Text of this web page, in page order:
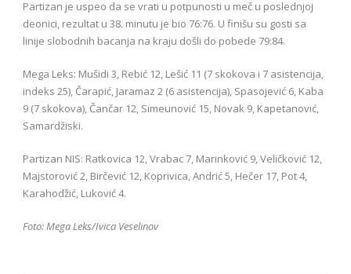
Partizan je uspeo da se vrati u potpunosti u meč u poslednjoj
deonici, rezultat u 38. minutu je bio 76:76. U finišu su gosti sa
linije slobodnih bacanja na kraju došli do pobede 79:84.
Mega Leks: Mušidi 3, Rebić 12, Lešić 11 (7 skokova i 7 asistencija,
indeks 25), Čarapić, Jaramaz 2 (6 asistencija), Spasojević 6, Kaba
9 (7 skokova), Čančar 12, Simeunović 15, Novak 9, Kapetanović,
Samardžiski.
Partizan NIS: Ratkovica 12, Vrabac 7, Marinković 9, Veličković 12,
Majstorović 2, Birčević 12, Koprivica, Andrić 5, Hečer 17, Pot 4,
Karahodžić, Luković 4.
Foto: Mega Leks/Ivica Veselinov